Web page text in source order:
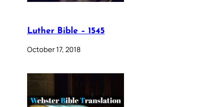
Luther Bible – 1545
October 17, 2018